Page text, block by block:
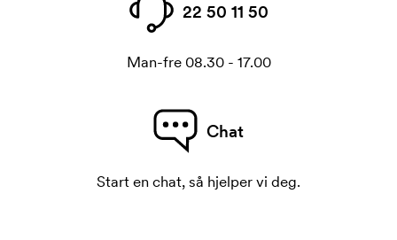
22 50 11 50
Man-fre 08.30 - 17.00
Chat
Start en chat, så hjelper vi deg.